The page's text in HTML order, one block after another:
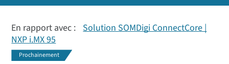
En rapport avec : Solution SOMDigi ConnectCore |
NXP i.MX 95
Prochainement